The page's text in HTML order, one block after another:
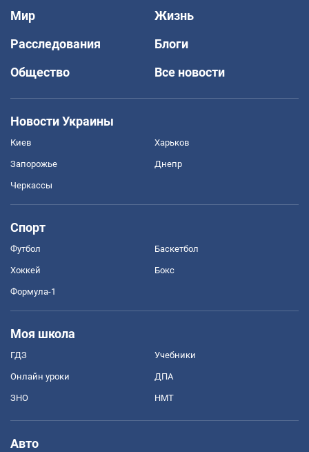
Мир
Жизнь
Расследования
Блоги
Общество
Все новости
Новости Украины
Киев Харьков
Запорожье Днепр
Черкассы
Спорт
Футбол Баскетбол
Хоккей Бокс
Формула-1
Моя школа
ГДЗ Учебники
Онлайн уроки ДПА
ЗНО НМТ
Авто